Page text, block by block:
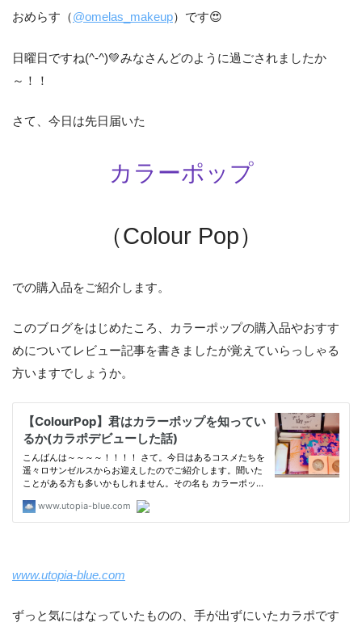
おめらす（@omelas_makeup）です😍
日曜日ですね(^-^)💚みなさんどのように過ごされましたか
～！！
さて、今日は先日届いた
カラーポップ
（Colour Pop）
での購入品をご紹介します。
このブログをはじめたころ、カラーポップの購入品やおすす
めについてレビュー記事を書きましたが覚えていらっしゃる
方いますでしょうか。
www.utopia-blue.com
ずっと気にはなっていたものの、手が出ずにいたカラポです